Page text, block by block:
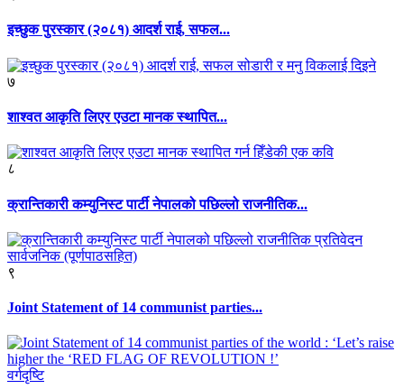
इच्छुक पुरस्कार (२०८१) आदर्श राई, सफल...
७
शाश्वत आकृति लिएर एउटा मानक स्थापित...
८
क्रान्तिकारी कम्युनिस्ट पार्टी नेपालको पछिल्लो राजनीतिक...
९
Joint Statement of 14 communist parties...
वर्गदृष्टि